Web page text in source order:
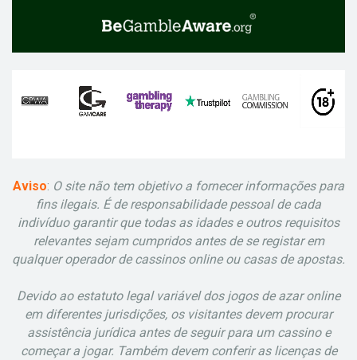
Aviso: O site não tem objetivo a fornecer informações para
fins ilegais. É de responsabilidade pessoal de cada
indivíduo garantir que todas as idades e outros requisitos
relevantes sejam cumpridos antes de se registar em
qualquer operador de cassinos online ou casas de apostas.
Devido ao estatuto legal variável dos jogos de azar online
em diferentes jurisdições, os visitantes devem procurar
assistência jurídica antes de seguir para um cassino e
começar a jogar. Também devem conferir as licenças de